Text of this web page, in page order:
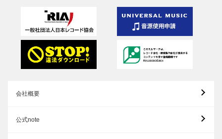
会社概要
公式note